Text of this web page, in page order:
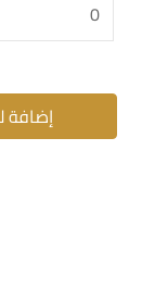
إضافة